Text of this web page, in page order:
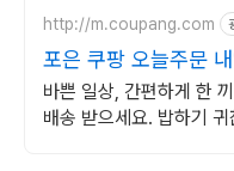
http://m.coupang.com
포은 쿠팡 오늘주문
바쁜 일상, 간편하게 한
배송 받으세요. 밥하기